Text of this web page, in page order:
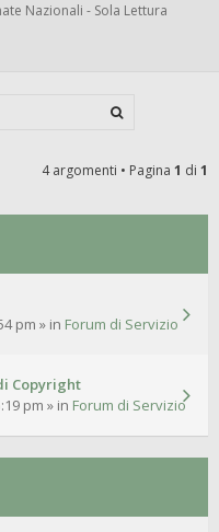
Nazionali - Sola Lettura
4 argomenti • Pagina 1 di 1
pm » in Forum di Servizio
Copyright
pm » in Forum di Servizio